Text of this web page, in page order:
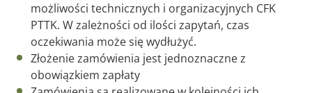
możliwości technicznych i organizacyjnych CFK
PTTK. W zależności od ilości zapytań, czas
oczekiwania może się wydłużyć.
Złożenie zamówienia jest jednoznaczne z
obowiązkiem zapłaty